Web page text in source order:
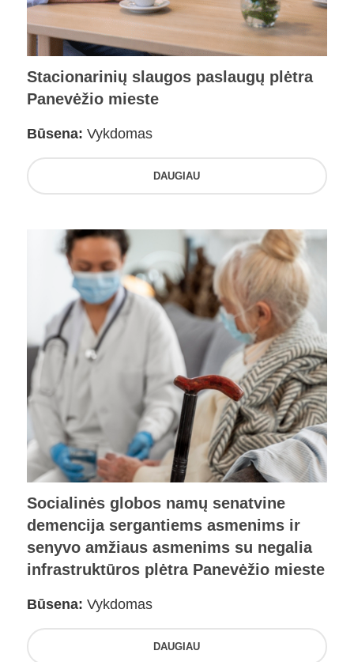
Stacionarinių slaugos paslaugų plėtra
Panevėžio mieste
Būsena: Vykdomas
DAUGIAU
Socialinės globos namų senatvine
demencija sergantiems asmenims ir
senyvo amžiaus asmenims su negalia
infrastruktūros plėtra Panevėžio mieste
Būsena: Vykdomas
DAUGIAU